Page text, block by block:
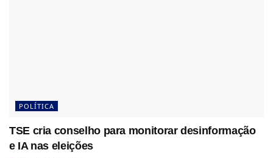
POLÍTICA
TSE cria conselho para monitorar desinformação
e IA nas eleições